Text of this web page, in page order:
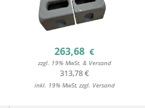
263,68 €
zzgl. 19% MwSt. & Versand
313,78 €
inkl. 19% MwSt, zzgl. Versand